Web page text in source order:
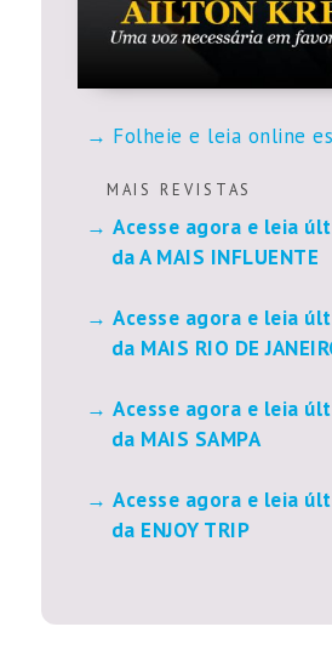
Folheie e leia online
M A I S R E V I S T A S
Acesse agora e leia
da A MAIS INFLUENTE
Acesse agora e leia
da MAIS RIO DE
Acesse agora e leia
da MAIS SAMPA
Acesse agora e leia
da ENJOY TRIP